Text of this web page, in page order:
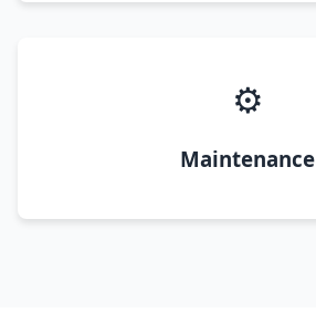
⚙️
Maintenance